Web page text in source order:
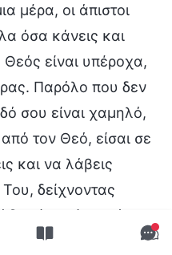
μέρα, οι άπιστοι
όσα κάνεις και
είναι υπέροχα,
Παρόλο που δεν
σου είναι χαμηλό,
τον Θεό, είσαι σε
και να λάβεις
δείχνοντας
έργο έχει κάνει
επιπέδου. Όταν